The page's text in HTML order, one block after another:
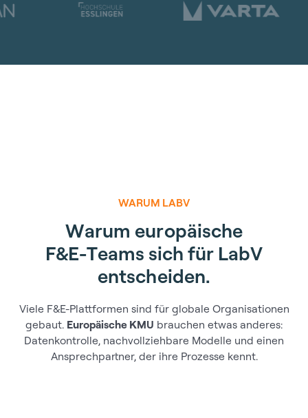
WARUM LABV
Warum europäische
F&E-Teams sich für LabV
entscheiden.
Viele F&E-Plattformen sind für globale Organisationen
gebaut. Europäische KMU brauchen etwas anderes:
Datenkontrolle, nachvollziehbare Modelle und einen
Ansprechpartner, der ihre Prozesse kennt.